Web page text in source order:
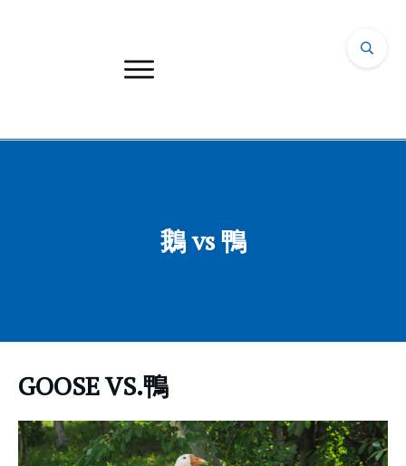
鵝 vs 鴨
GOOSE VS.鴨